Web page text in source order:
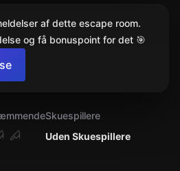
Uden Skuespillere
Skuespillere
af dette escape room.
og få bonuspoint for det 🎯